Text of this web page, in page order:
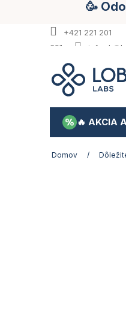
🥳
+421 221 201
391
🔥 AKCIA
Domov /